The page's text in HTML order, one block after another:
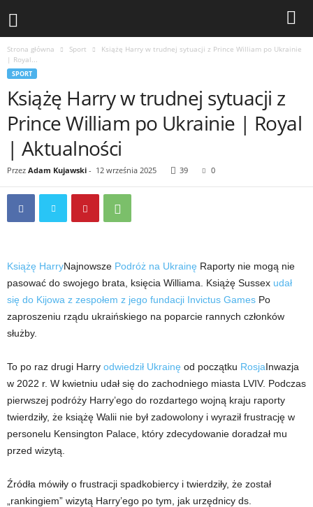
Strona główna Sport
Książę Harry w trudnej sytuacji z Prince William po Ukrainie
| Royal...
SPORT
Książę Harry w trudnej sytuacji z
Prince William po Ukrainie | Royal
| Aktualności
Przez Adam Kujawski - 12 września 2025 39 0
Książę HarryNajnowsze Podróż na Ukrainę Raporty nie mogą nie
pasować do swojego brata, księcia Williama. Książę Sussex udał
się do Kijowa z zespołem z jego fundacji Invictus Games Po
zaproszeniu rządu ukraińskiego na poparcie rannych członków
służby.
To po raz drugi Harry odwiedził Ukrainę od początku RosjaInwazja
w 2022 r. W kwietniu udał się do zachodniego miasta LVIV. Podczas
pierwszej podróży Harry’ego do rozdartego wojną kraju raporty
twierdziły, że książę Walii nie był zadowolony i wyraził frustrację w
personelu Kensington Palace, który zdecydowanie doradzał mu
przed wizytą.
Źródła mówiły o frustracji spadkobiercy i twierdziły, że został
„rankingiem” wizytą Harry’ego po tym, jak urzędnicy ds.